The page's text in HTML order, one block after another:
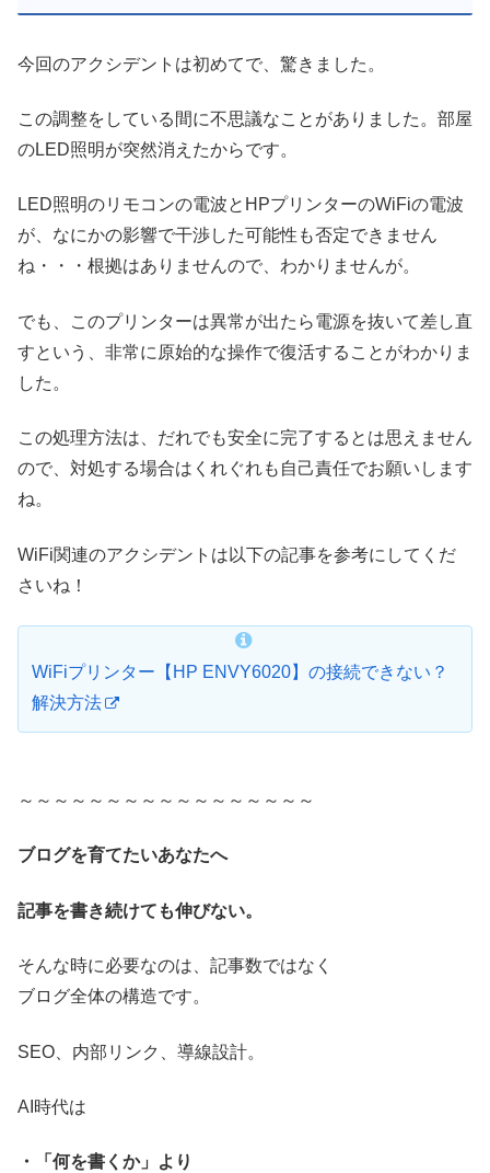
今回のアクシデントは初めてで、驚きました。
この調整をしている間に不思議なことがありました。部屋
のLED照明が突然消えたからです。
LED照明のリモコンの電波とHPプリンターのWiFiの電波
が、なにかの影響で干渉した可能性も否定できません
ね・・・根拠はありませんので、わかりませんが。
でも、このプリンターは異常が出たら電源を抜いて差し直
すという、非常に原始的な操作で復活することがわかりま
した。
この処理方法は、だれでも安全に完了するとは思えません
ので、対処する場合はくれぐれも自己責任でお願いします
ね。
WiFi関連のアクシデントは以下の記事を参考にしてくだ
さいね！
WiFiプリンター【HP ENVY6020】の接続できない？
解決方法
～～～～～～～～～～～～～～～～～
ブログを育てたいあなたへ
記事を書き続けても伸びない。
そんな時に必要なのは、記事数ではなく
ブログ全体の構造です。
SEO、内部リンク、導線設計。
AI時代は
・「何を書くか」より